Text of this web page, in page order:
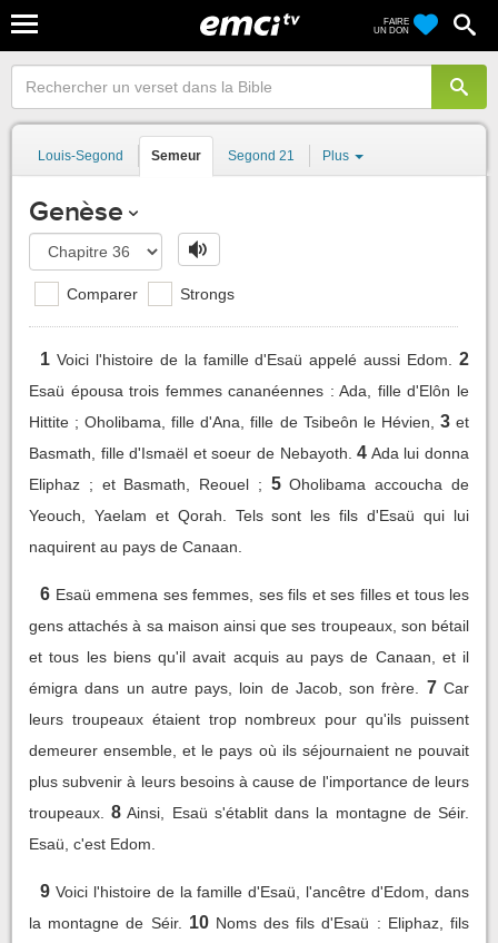
FAIRE
UN DON
Louis-Segond Semeur Segond 21 Plus
Genèse
Comparer Strongs
1 Voici l'histoire de la famille d'Esaü appelé aussi Edom. 2
Esaü épousa trois femmes cananéennes : Ada, fille d'Elôn le
Hittite ; Oholibama, fille d'Ana, fille de Tsibeôn le Hévien,
3 et
Basmath, fille d'Ismaël et soeur de Nebayoth. 4 Ada lui donna
Eliphaz ; et Basmath, Reouel ; 5 Oholibama accoucha de
Yeouch, Yaelam et Qorah. Tels sont les fils d'Esaü qui lui
naquirent au pays de Canaan.
6 Esaü emmena ses femmes, ses fils et ses filles et tous les
gens attachés à sa maison ainsi que ses troupeaux, son bétail
et tous les biens qu'il avait acquis au pays de Canaan, et il
émigra dans un autre pays, loin de Jacob, son frère.
7 Car
leurs troupeaux étaient trop nombreux pour qu'ils puissent
demeurer ensemble, et le pays où ils séjournaient ne pouvait
plus subvenir à leurs besoins à cause de l'importance de leurs
troupeaux.
8 Ainsi, Esaü s'établit dans la montagne de Séir.
Esaü, c'est Edom.
9 Voici l'histoire de la famille d'Esaü, l'ancêtre d'Edom, dans
la montagne de Séir.
10 Noms des fils d'Esaü : Eliphaz, fils